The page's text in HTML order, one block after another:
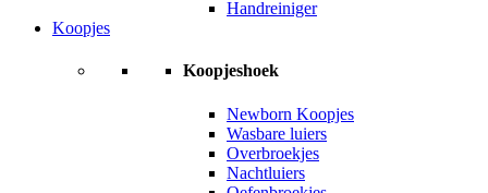
Handreiniger
Koopjes
Koopjeshoek
Newborn Koopjes
Wasbare luiers
Overbroekjes
Nachtluiers